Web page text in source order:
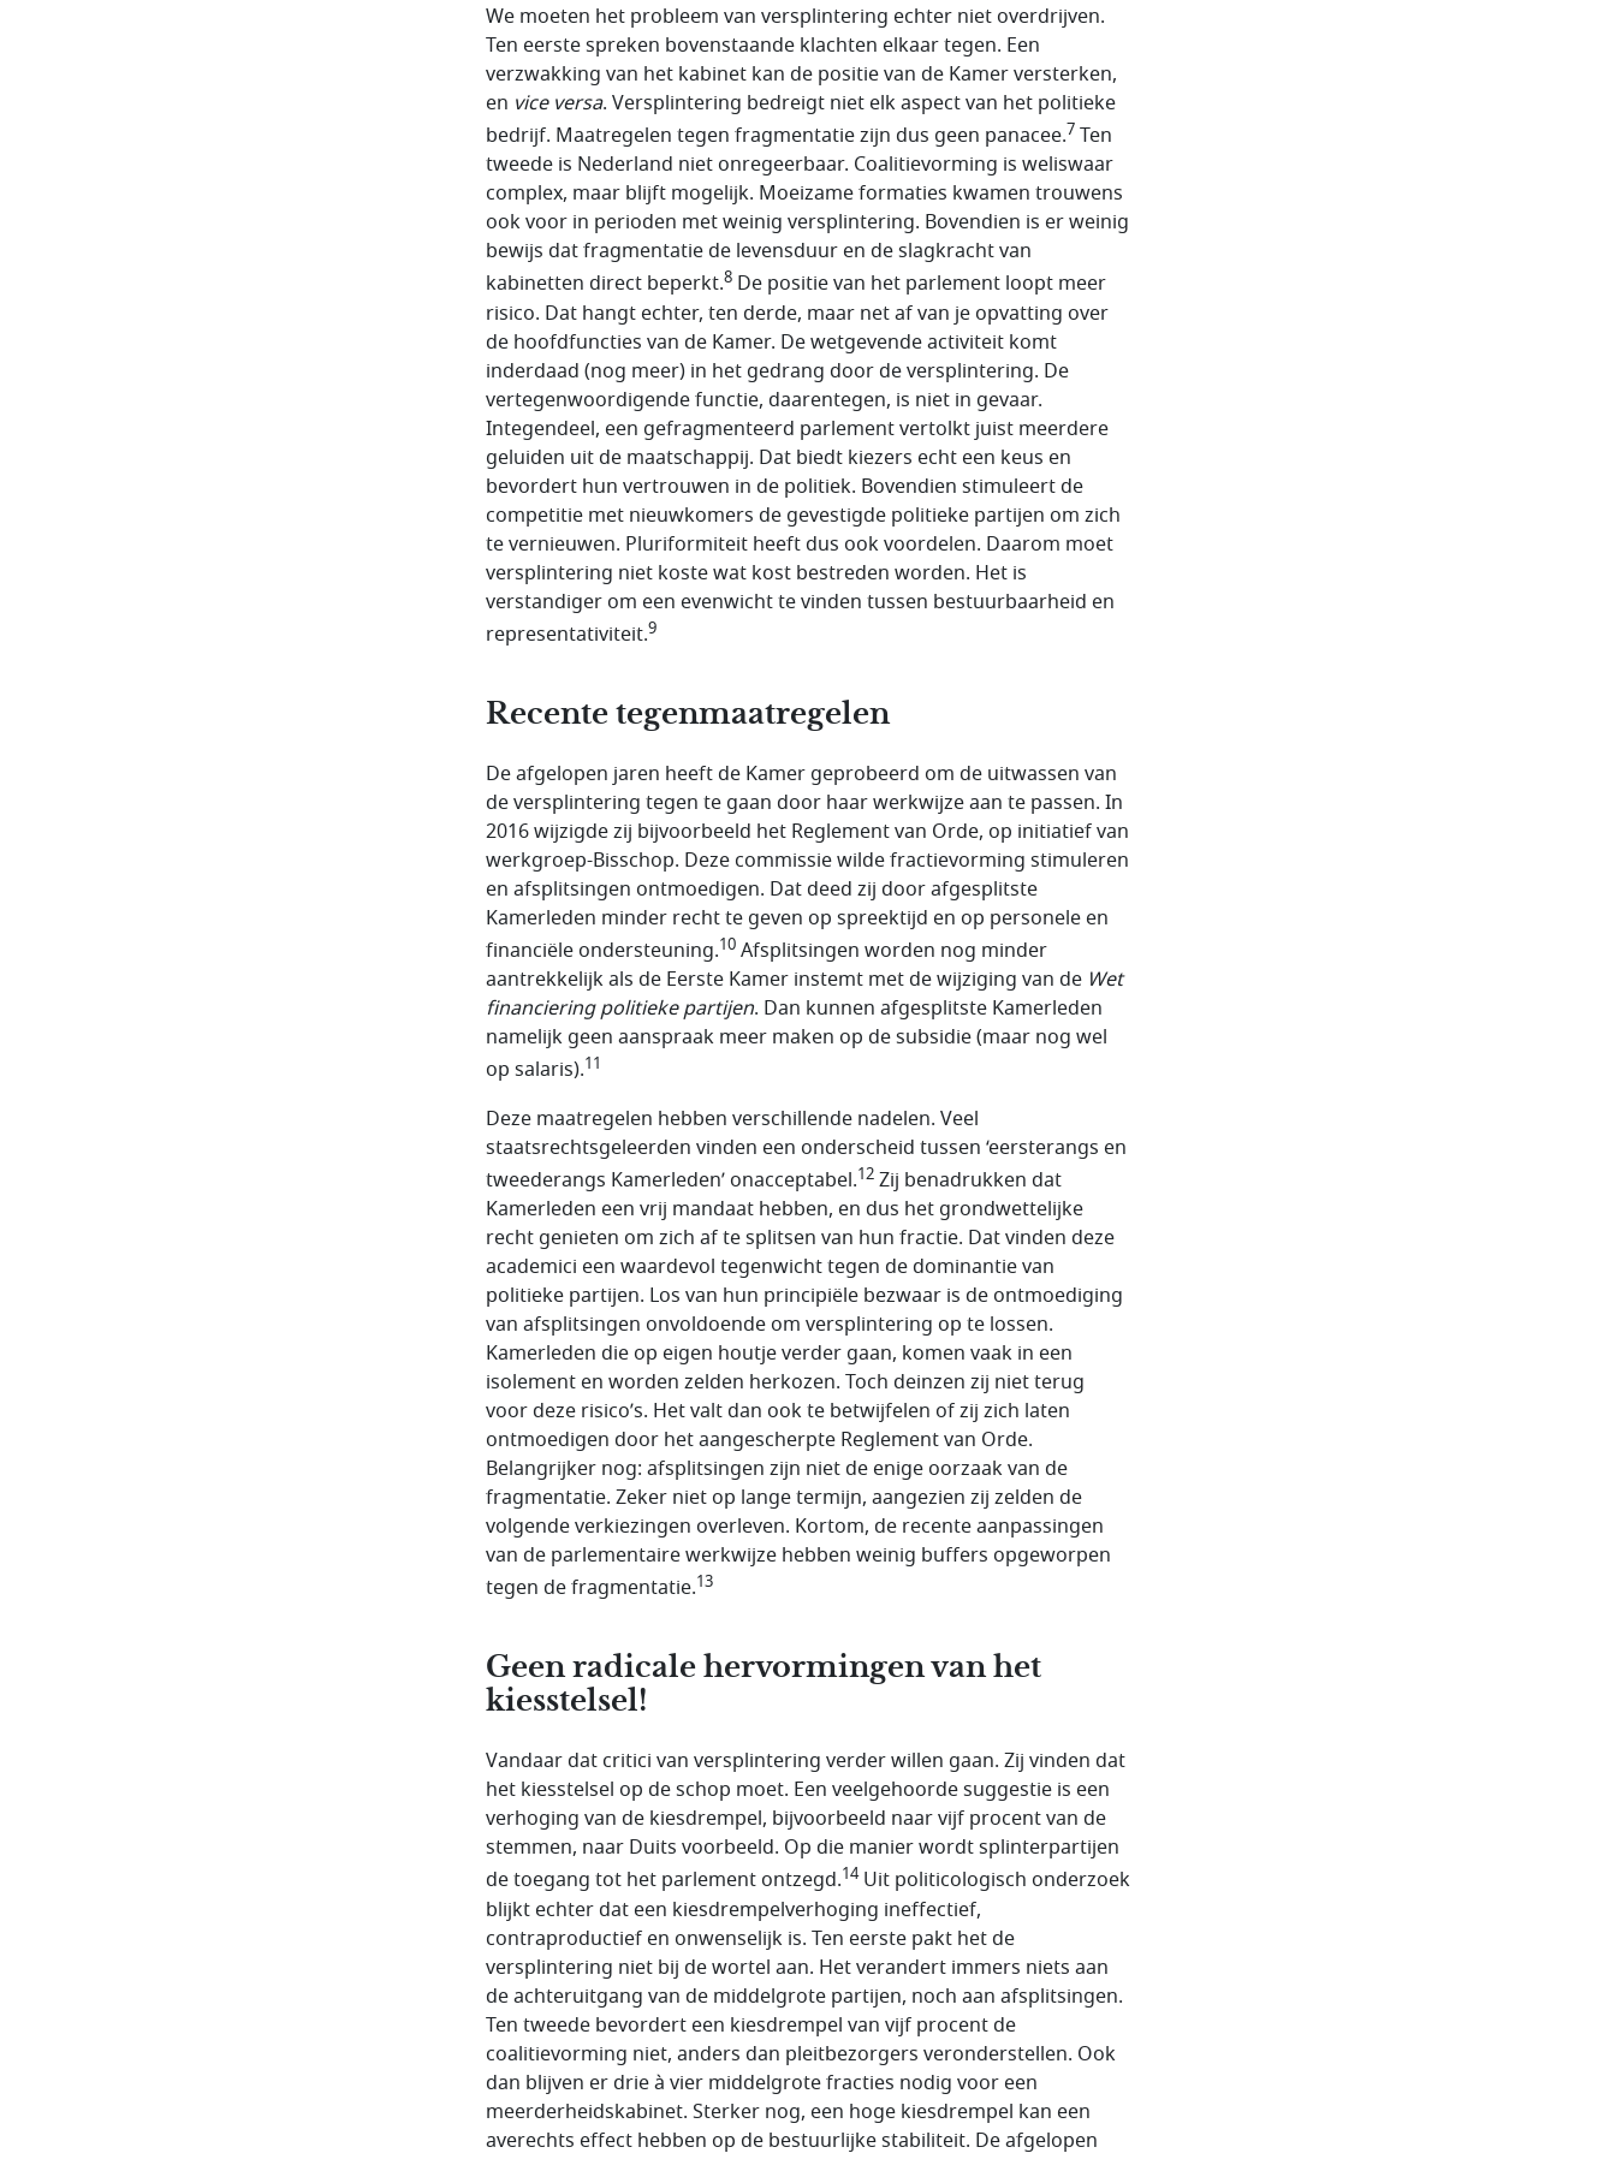
We moeten het probleem van versplintering echter niet overdrijven.
Ten eerste spreken bovenstaande klachten elkaar tegen. Een
verzwakking van het kabinet kan de positie van de Kamer versterken,
en vice versa. Versplintering bedreigt niet elk aspect van het politieke
bedrijf. Maatregelen tegen fragmentatie zijn dus geen panacee.7 Ten
tweede is Nederland niet onregeerbaar. Coalitievorming is weliswaar
complex, maar blijft mogelijk. Moeizame formaties kwamen trouwens
ook voor in perioden met weinig versplintering. Bovendien is er weinig
bewijs dat fragmentatie de levensduur en de slagkracht van
kabinetten direct beperkt.8 De positie van het parlement loopt meer
risico. Dat hangt echter, ten derde, maar net af van je opvatting over
de hoofdfuncties van de Kamer. De wetgevende activiteit komt
inderdaad (nog meer) in het gedrang door de versplintering. De
vertegenwoordigende functie, daarentegen, is niet in gevaar.
Integendeel, een gefragmenteerd parlement vertolkt juist meerdere
geluiden uit de maatschappij. Dat biedt kiezers echt een keus en
bevordert hun vertrouwen in de politiek. Bovendien stimuleert de
competitie met nieuwkomers de gevestigde politieke partijen om zich
te vernieuwen. Pluriformiteit heeft dus ook voordelen. Daarom moet
versplintering niet koste wat kost bestreden worden. Het is
verstandiger om een evenwicht te vinden tussen bestuurbaarheid en
representativiteit.9
Recente tegenmaatregelen
De afgelopen jaren heeft de Kamer geprobeerd om de uitwassen van
de versplintering tegen te gaan door haar werkwijze aan te passen. In
2016 wijzigde zij bijvoorbeeld het Reglement van Orde, op initiatief van
werkgroep-Bisschop. Deze commissie wilde fractievorming stimuleren
en afsplitsingen ontmoedigen. Dat deed zij door afgesplitste
Kamerleden minder recht te geven op spreektijd en op personele en
financiële ondersteuning.10 Afsplitsingen worden nog minder
aantrekkelijk als de Eerste Kamer instemt met de wijziging van de Wet
financiering politieke partijen. Dan kunnen afgesplitste Kamerleden
namelijk geen aanspraak meer maken op de subsidie (maar nog wel
op salaris).11
Deze maatregelen hebben verschillende nadelen. Veel
staatsrechtsgeleerden vinden een onderscheid tussen ‘eersterangs en
tweederangs Kamerleden’ onacceptabel.12 Zij benadrukken dat
Kamerleden een vrij mandaat hebben, en dus het grondwettelijke
recht genieten om zich af te splitsen van hun fractie. Dat vinden deze
academici een waardevol tegenwicht tegen de dominantie van
politieke partijen. Los van hun principiële bezwaar is de ontmoediging
van afsplitsingen onvoldoende om versplintering op te lossen.
Kamerleden die op eigen houtje verder gaan, komen vaak in een
isolement en worden zelden herkozen. Toch deinzen zij niet terug
voor deze risico’s. Het valt dan ook te betwijfelen of zij zich laten
ontmoedigen door het aangescherpte Reglement van Orde.
Belangrijker nog: afsplitsingen zijn niet de enige oorzaak van de
fragmentatie. Zeker niet op lange termijn, aangezien zij zelden de
volgende verkiezingen overleven. Kortom, de recente aanpassingen
van de parlementaire werkwijze hebben weinig buffers opgeworpen
tegen de fragmentatie.13
Geen radicale hervormingen van het
kiesstelsel!
Vandaar dat critici van versplintering verder willen gaan. Zij vinden dat
het kiesstelsel op de schop moet. Een veelgehoorde suggestie is een
verhoging van de kiesdrempel, bijvoorbeeld naar vijf procent van de
stemmen, naar Duits voorbeeld. Op die manier wordt splinterpartijen
de toegang tot het parlement ontzegd.14Uit politicologisch onderzoek
blijkt echter dat een kiesdrempelverhoging ineffectief,
contraproductief en onwenselijk is. Ten eerste pakt het de
versplintering niet bij de wortel aan. Het verandert immers niets aan
de achteruitgang van de middelgrote partijen, noch aan afsplitsingen.
Ten tweede bevordert een kiesdrempel van vijf procent de
coalitievorming niet, anders dan pleitbezorgers veronderstellen. Ook
dan blijven er drie à vier middelgrote fracties nodig voor een
meerderheidskabinet. Sterker nog, een hoge kiesdrempel kan een
averechts effect hebben op de bestuurlijke stabiliteit. De afgelopen